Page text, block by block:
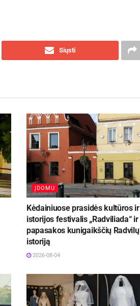
Siųsti
ĮDOMU
Kėdainiuose prasidės kultūros ir
istorijos festivalis „Radviliada“ ir
papasakos kunigaikščių Radvilų
istoriją
2026-08-04